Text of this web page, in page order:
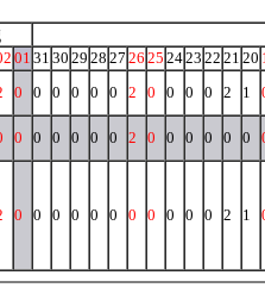
01 31 30 29 28 27 26 25 2423 22 21 20
0 0 0 0 0 0 2 0 0 0 0 2 1
0 0 0 0 0 0 2 0 0 0 0 0 0
0 0 0 0 0 0 0 0 0 0 0 2 1